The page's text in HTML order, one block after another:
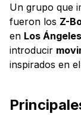
Un grupo que
fueron los Z-
en Los Ángeles
introducir
inspirados en el